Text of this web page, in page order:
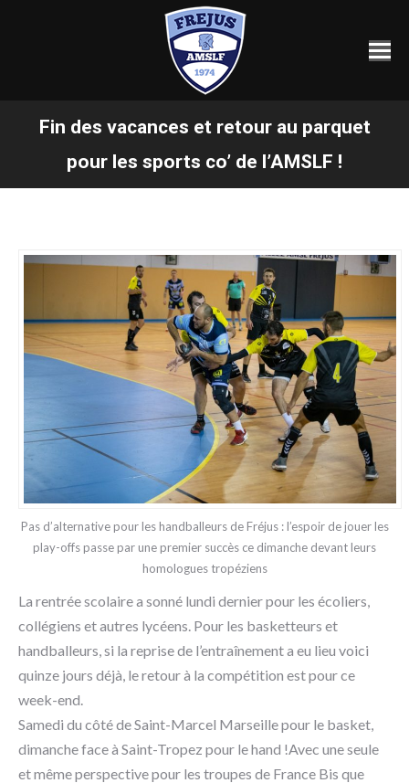
Fin des vacances et retour au parquet
pour les sports co’ de l’AMSLF !
Pas d’alternative pour les handballeurs de Fréjus : l’espoir de jouer les
play-offs passe par une premier succès ce dimanche devant leurs
homologues tropéziens
La rentrée scolaire a sonné lundi dernier pour les écoliers,
collégiens et autres lycéens. Pour les basketteurs et
handballeurs, si la reprise de l’entraînement a eu lieu voici
quinze jours déjà, le retour à la compétition est pour ce
week-end.
Samedi du côté de Saint-Marcel Marseille pour le basket,
dimanche face à Saint-Tropez pour le hand !Avec une seule
et même perspective pour les troupes de France Bis que